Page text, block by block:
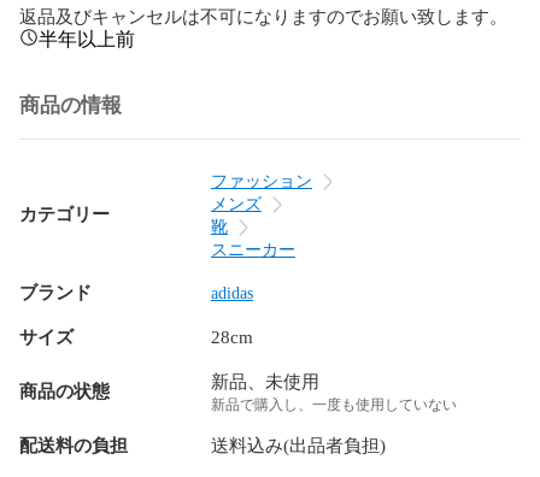
返品及びキャンセルは不可になりますのでお願い致します。
半年以上前
商品の情報
カテゴリー
ファッション
メンズ
靴
スニーカー
ブランド adidas
サイズ 28cm
商品の状態 新品、未使用
新品で購入し、一度も使用していない
配送料の負担 送料込み(出品者負担)